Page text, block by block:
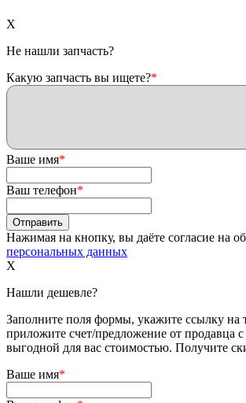
X
Не нашли запчасть?
Какую запчасть вы ищете?*
Ваше имя*
Ваш телефон*
Нажимая на кнопку, вы даёте согласие на
персональных данных
X
Нашли дешевле?
Заполните поля формы, укажите ссылку на
приложите счет/предложение от продавца с
выгодной для вас стоимостью. Получите
Ваше имя*